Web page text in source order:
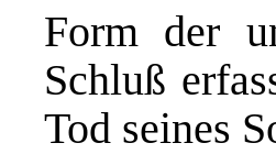
Form der
Schluß
Tod seines